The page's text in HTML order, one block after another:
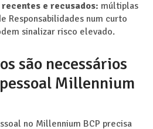
e recusados: múltiplas
Responsabilidades num curto
sinalizar risco elevado.
são necessários
Millennium
no Millennium BCP precisa